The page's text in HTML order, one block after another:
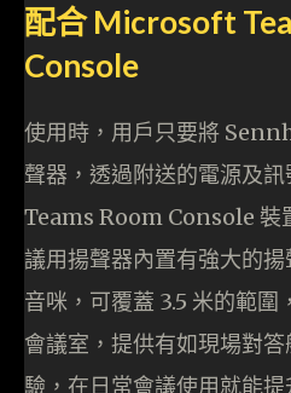
配合 Microsoft
Console
使用時，用戶只要將
聲器，透過附送的電源及
Teams Room Console 裝
議用揚聲器內置有強大的
音咪，可覆蓋 3.5 米的範圍
會議室，提供有如現場對
驗，在日常會議使用就能提